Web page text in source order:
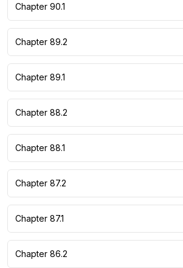
Chapter 90.1
Chapter 89.2
Chapter 89.1
Chapter 88.2
Chapter 88.1
Chapter 87.2
Chapter 87.1
Chapter 86.2